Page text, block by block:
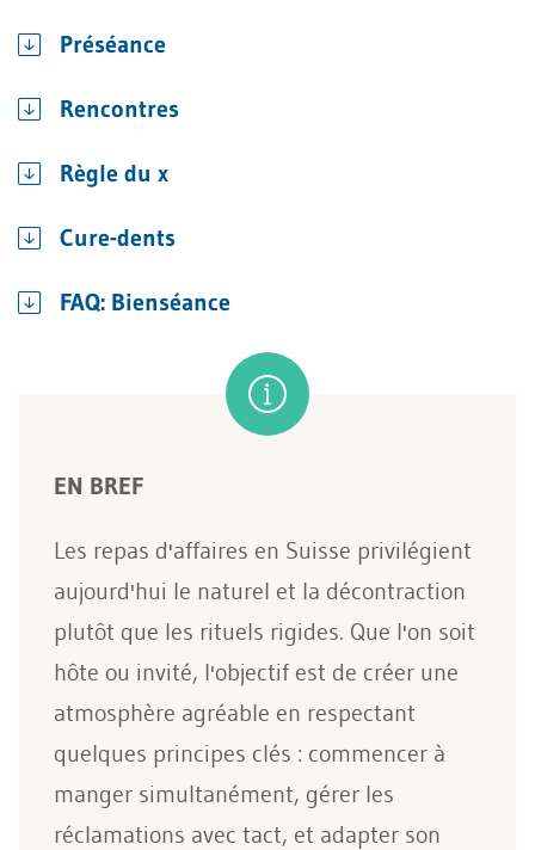
Préséance
Rencontres
Règle du x
Cure-dents
FAQ: Bienséance
EN BREF
Les repas d'affaires en Suisse privilégient
aujourd'hui le naturel et la décontraction
plutôt que les rituels rigides. Que l'on soit
hôte ou invité, l'objectif est de créer une
atmosphère agréable en respectant
quelques principes clés : commencer à
manger simultanément, gérer les
réclamations avec tact, et adapter son